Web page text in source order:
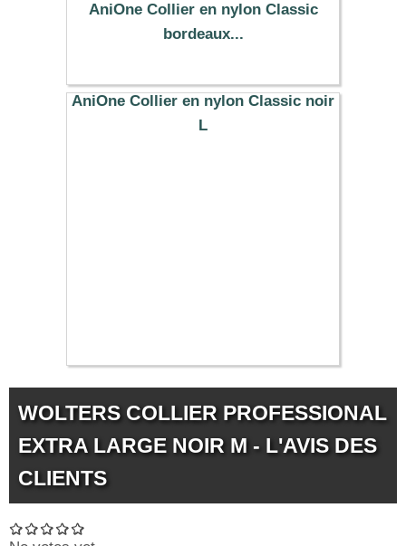
AniOne Collier en nylon Classic
bordeaux...
10.99 €
AniOne Collier en nylon Classic noir
L
WOLTERS COLLIER PROFESSIONAL
EXTRA LARGE NOIR M - L'AVIS DES
CLIENTS